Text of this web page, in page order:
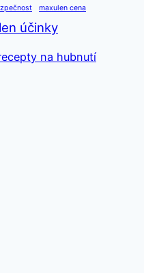
maxulen cena
účinky
na hubnutí